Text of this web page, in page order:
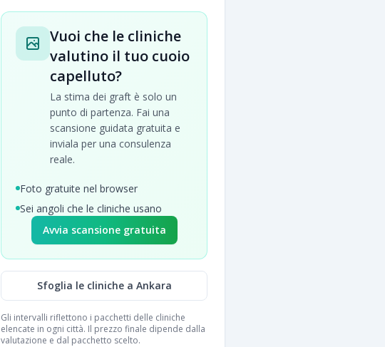
Vuoi che le cliniche
valutino il tuo cuoio
capelluto?
La stima dei graft è solo un
punto di partenza. Fai una
scansione guidata gratuita e
inviala per una consulenza
reale.
Foto gratuite nel browser
Sei angoli che le cliniche usano
Avvia scansione gratuita
Sfoglia le cliniche a Ankara
Gli intervalli riflettono i pacchetti delle cliniche
elencate in ogni città. Il prezzo finale dipende dalla
valutazione e dal pacchetto scelto.